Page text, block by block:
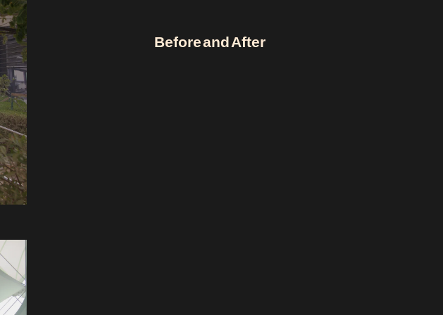
Before and After